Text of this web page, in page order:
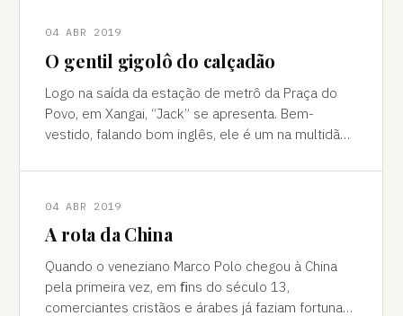
04 ABR 2019
O gentil gigolô do calçadão
Logo na saída da estação de metrô da Praça do
Povo, em Xangai, “Jack” se apresenta. Bem-
vestido, falando bom inglês, ele é um na multidão
04 ABR 2019
A rota da China
Quando o veneziano Marco Polo chegou à China
pela primeira vez, em ﬁns do século 13,
comerciantes cristãos e árabes já faziam fortuna